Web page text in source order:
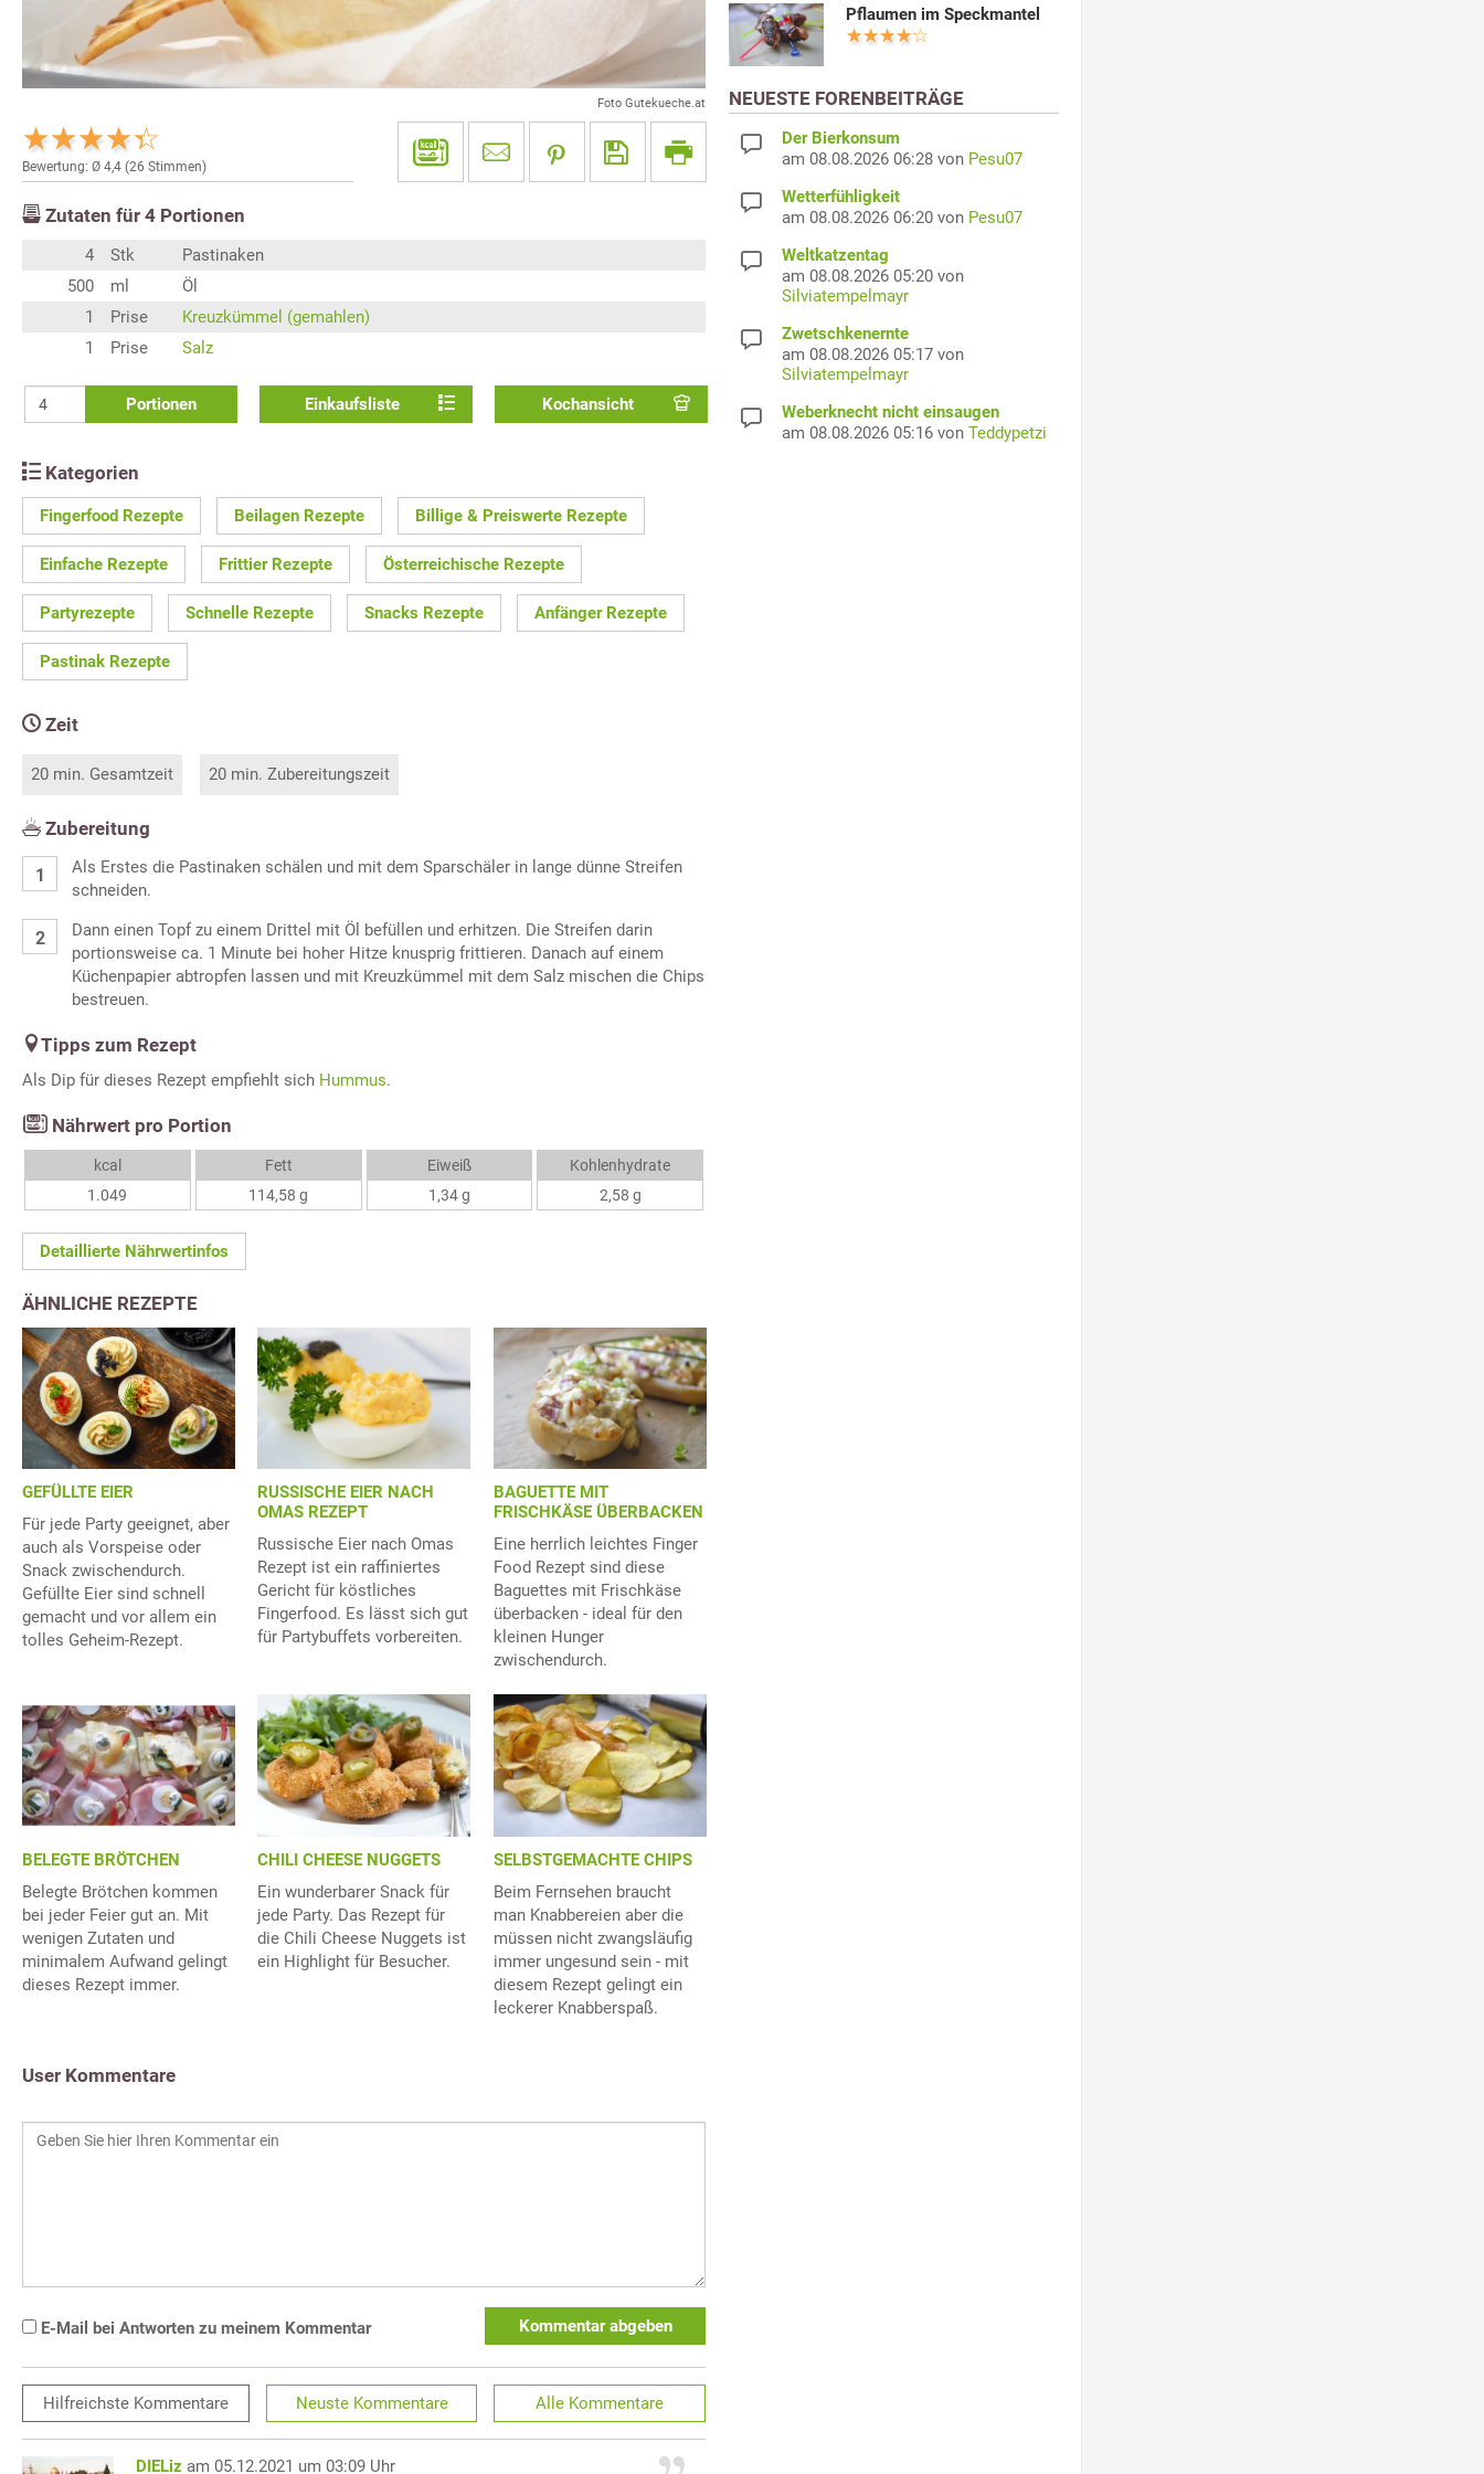
Foto Gutekueche.at
Bewertung: Ø 4,4 (26 Stimmen)
Zutaten für 4 Portionen
4 Stk
Pastinaken
500
ml
Öl
1
Prise
Kreuzkümmel (gemahlen)
1
Prise Salz
Portionen Einkaufsliste Kochansicht
Kategorien
Fingerfood Rezepte Beilagen Rezepte Billige & Preiswerte Rezepte
Einfache Rezepte Frittier Rezepte Österreichische Rezepte
Partyrezepte Schnelle Rezepte Snacks Rezepte Anfänger Rezepte
Pastinak Rezepte
Zeit
20 min. Gesamtzeit 20 min. Zubereitungszeit
Zubereitung
Als Erstes die Pastinaken schälen und mit dem Sparschäler in lange dünne Streifen
schneiden.
Dann einen Topf zu einem Drittel mit Öl befüllen und erhitzen. Die Streifen darin
portionsweise ca. 1 Minute bei hoher Hitze knusprig frittieren. Danach auf einem
Küchenpapier abtropfen lassen und mit Kreuzkümmel mit dem Salz mischen die Chips
bestreuen.
Tipps zum Rezept
Als Dip für dieses Rezept empfiehlt sich Hummus.
Nährwert pro Portion
kcal
1.049
Fett
114,58 g
Eiweiß
1,34 g
Kohlenhydrate
2,58 g
Detaillierte Nährwertinfos
ÄHNLICHE REZEPTE
GEFÜLLTE EIER
Für jede Party geeignet, aber
auch als Vorspeise oder
Snack zwischendurch.
Gefüllte Eier sind schnell
gemacht und vor allem ein
tolles Geheim-Rezept.
RUSSISCHE EIER NACH
OMAS REZEPT
Russische Eier nach Omas
Rezept ist ein raffiniertes
Gericht für köstliches
Fingerfood. Es lässt sich gut
für Partybuffets vorbereiten.
BAGUETTE MIT
FRISCHKÄSE ÜBERBACKEN
Eine herrlich leichtes Finger
Food Rezept sind diese
Baguettes mit Frischkäse
überbacken - ideal für den
kleinen Hunger
zwischendurch.
BELEGTE BRÖTCHEN
Belegte Brötchen kommen
bei jeder Feier gut an. Mit
wenigen Zutaten und
minimalem Aufwand gelingt
dieses Rezept immer.
CHILI CHEESE NUGGETS
Ein wunderbarer Snack für
jede Party. Das Rezept für
die Chili Cheese Nuggets ist
ein Highlight für Besucher.
SELBSTGEMACHTE CHIPS
Beim Fernsehen braucht
man Knabbereien aber die
müssen nicht zwangsläufig
immer ungesund sein - mit
diesem Rezept gelingt ein
leckerer Knabberspaß.
User Kommentare
E-Mail bei Antworten zu meinem Kommentar Kommentar abgeben
Hilfreichste Kommentare Neuste Kommentare Alle Kommentare
DIELiz am 05.12.2021 um 03:09 Uhr
Pflaumen im Speckmantel
NEUESTE FORENBEITRÄGE
Der Bierkonsum
am 08.08.2026 06:28 von Pesu07
Wetterfühligkeit
am 08.08.2026 06:20 von Pesu07
Weltkatzentag
am 08.08.2026 05:20 von
Silviatempelmayr
Zwetschkenernte
am 08.08.2026 05:17 von
Silviatempelmayr
Weberknecht nicht einsaugen
am 08.08.2026 05:16 von Teddypetzi